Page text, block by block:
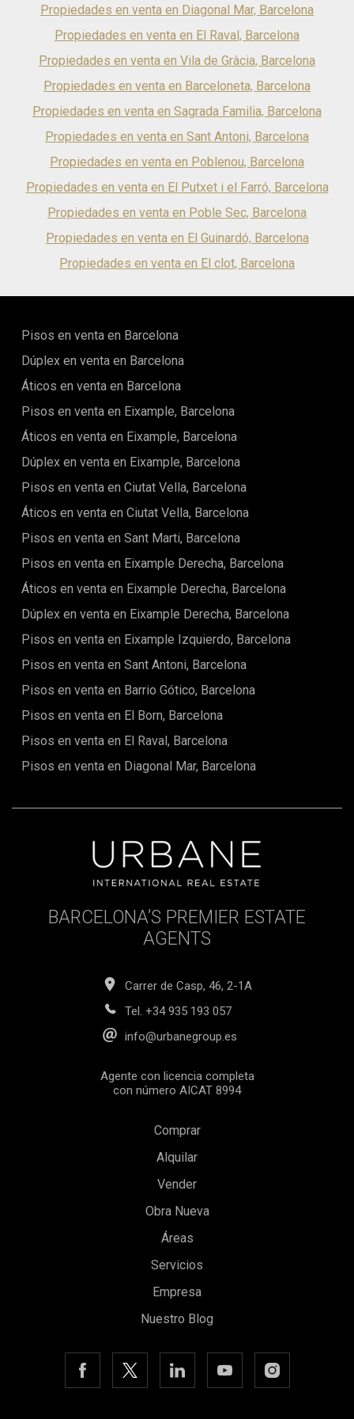
elegantes y duraderas baldosas de gres. Los detalles bien
pensados están presentes en todo el espacio: desde las
limpias puertas interiores lacadas en blanco y los grandes
ventanales con rotura de puente térmico que ofrecen un
gama en la cocina. El espacio está listo para cocinar y
disfrutar, equipado con placa de inducción, horno y
lavavajillas.Tu día a día se eleva gracias a estos detalles. Un
eficiente sistema de aerotermia proporciona agua caliente,
con lavabos suspendidos y platos de ducha antideslizantes.
añade tanto estilo como funcionalidad, asegurando que tu
nuevo hogar sea tan bello como práctico.
Propiedades en venta en Diagonal Mar, Barcelona
Propiedades en venta en El Raval, Barcelona
Propiedades en venta en Vila de Gràcia, Barcelona
Propiedades en venta en Barceloneta, Barcelona
Propiedades en venta en Sagrada Familia, Barcelona
Propiedades en venta en Sant Antoni, Barcelona
Propiedades en venta en Poblenou, Barcelona
Propiedades en venta en El Putxet i el Farró, Barcelona
Propiedades en venta en Poble Sec, Barcelona
Propiedades en venta en El Guinardó, Barcelona
Propiedades en venta en El clot, Barcelona
Pisos en venta en Barcelona
Dúplex en venta en Barcelona
Áticos en venta en Barcelona
Pisos en venta en Eixample, Barcelona
Áticos en venta en Eixample, Barcelona
Dúplex en venta en Eixample, Barcelona
Pisos en venta en Ciutat Vella, Barcelona
Áticos en venta en Ciutat Vella, Barcelona
Pisos en venta en Sant Marti, Barcelona
Pisos en venta en Eixample Derecha, Barcelona
Áticos en venta en Eixample Derecha, Barcelona
Dúplex en venta en Eixample Derecha, Barcelona
Pisos en venta en Eixample Izquierdo, Barcelona
Pisos en venta en Sant Antoni, Barcelona
Pisos en venta en Barrio Gótico, Barcelona
Pisos en venta en El Born, Barcelona
Pisos en venta en El Raval, Barcelona
Pisos en venta en Diagonal Mar, Barcelona
BARCELONA’S PREMIER ESTATE
AGENTS
Carrer de Casp, 46, 2-1A
Tel. +34 935 193 057
info@urbanegroup.es
Agente con licencia completa
con número AICAT 8994
Comprar
Alquilar
Vender
Obra Nueva
Áreas
Servicios
Empresa
Nuestro Blog